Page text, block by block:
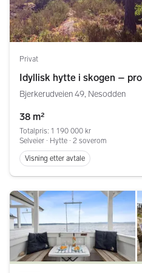
Privat
Idyllisk hytte i skogen –
Bjerkerudveien 49, Nesodden
38 m²
Totalpris: 1 190 000 kr
Selveier ∙ Hytte ∙ 2 soverom
Visning etter avtale